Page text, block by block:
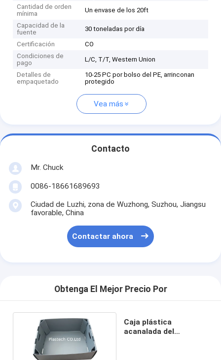
Cantidad de orden
mínima
Un envase de los 20ft
Capacidad de la
fuente
30 toneladas por día
Certificación
CO
Condiciones de
pago
L/C, T/T, Western Union
Detalles de
empaquetado
10-25 PC por bolso del PE, arrinconan
protegido
Vea más
Contacto
Mr. Chuck
0086-18661689693
Ciudad de Luzhi, zona de Wuzhong, Suzhou, Jiangsu
favorable, China
Contactar ahora
Obtenga El Mejor Precio Por
Caja plástica
acanalada del